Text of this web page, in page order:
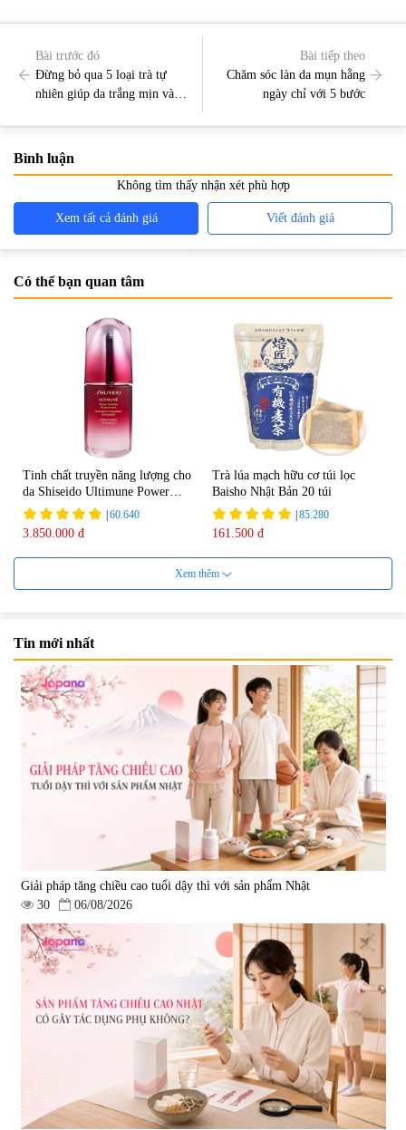
Bài trước đó
Đừng bỏ qua 5 loại trà tự
nhiên giúp da trắng mịn và
Bài tiếp theo
Chăm sóc làn da mụn hằng
ngày chỉ với 5 bước
Bình luận
Không tìm thấy nhận xét phù hợp
Xem tất cả đánh giá Viết đánh giá
Có thể bạn quan tâm
Tinh chất truyền năng lượng cho
da Shiseido Ultimune Power
75ml
|60.640
3.850.000 đ
Trà lúa mạch hữu cơ túi lọc
Baisho Nhật Bản 20 túi
|85.280
161.500 đ
Viên uống bổ não Ribeto Shoji
Ichoha Ekisu Plus - 90 viên
57.920
1.450.000 đ
Viên nang uống cải thiện thị lực,
trí nhớ DHA + EPA + Flaxseed
Oil 30 viên/gói - Date 02/2027
| 52.346
225.000 đ
Tẩy tế bào chết Nichiei Bussan
Nano NMN+ Peeling Gel
Luxury 200g
| 0
1.490.000 đ
Viên uống hỗ trợ bền thành
mạch, ngừa tai biến Elastin Plus
& Nattokinase Hokoen 80 viên
|0
980.000 đ
Xem thêm
Tin mới nhất
Giải pháp tăng chiều cao tuổi dậy thì với sản phẩm Nhật
30
06/08/2026